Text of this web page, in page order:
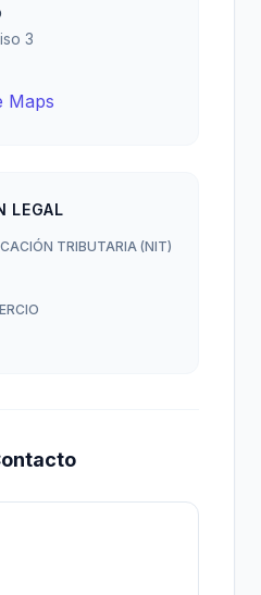
3
Maps
LEGAL
TRIBUTARIA (NIT)